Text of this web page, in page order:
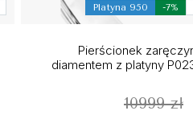
Platyna 950 -7%
Pierścionek
diamentem z platyny
10999 zł